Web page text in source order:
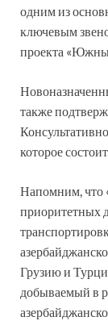
одним из
ключевым
проекта
также
которое
Напомним, что
приоритетных
Грузию и
добываемый в